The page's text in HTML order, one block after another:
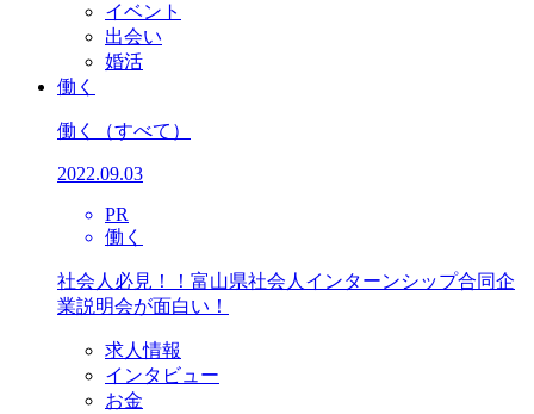
イベント
出会い
婚活
働く
働く （すべて）
2022.09.03
PR
働く
社会人必見！！富山県社会人インターンシップ合同企
業説明会が面白い！
求人情報
インタビュー
お金